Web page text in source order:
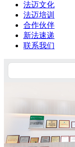
法迈文化
法迈培训
合作伙伴
新法速递
联系我们